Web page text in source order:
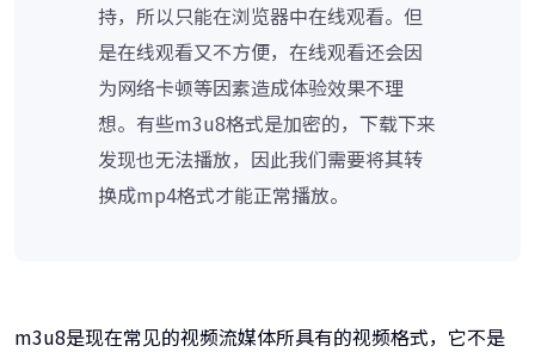
持，所以只能在浏览器中在线观看。但
是在线观看又不方便，在线观看还会因
为网络卡顿等因素造成体验效果不理
想。有些m3u8格式是加密的，下载下来
发现也无法播放，因此我们需要将其转
换成mp4格式才能正常播放。
m3u8是现在常见的视频流媒体所具有的视频格式，它不是